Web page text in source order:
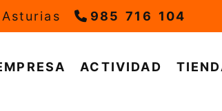
Asturias 985 716 104
ACTIVIDAD